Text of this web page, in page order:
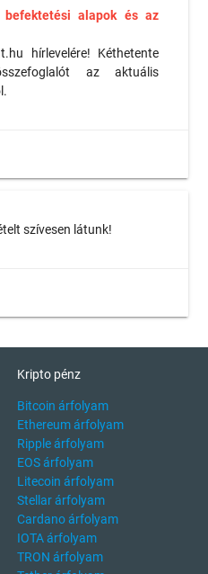
befektetési alapok és az
hírlevelére! Kéthetente
az aktuális
szívesen látunk!
Kripto pénz
Bitcoin árfolyam
Ethereum árfolyam
Ripple árfolyam
EOS árfolyam
Litecoin árfolyam
Stellar árfolyam
Cardano árfolyam
IOTA árfolyam
TRON árfolyam